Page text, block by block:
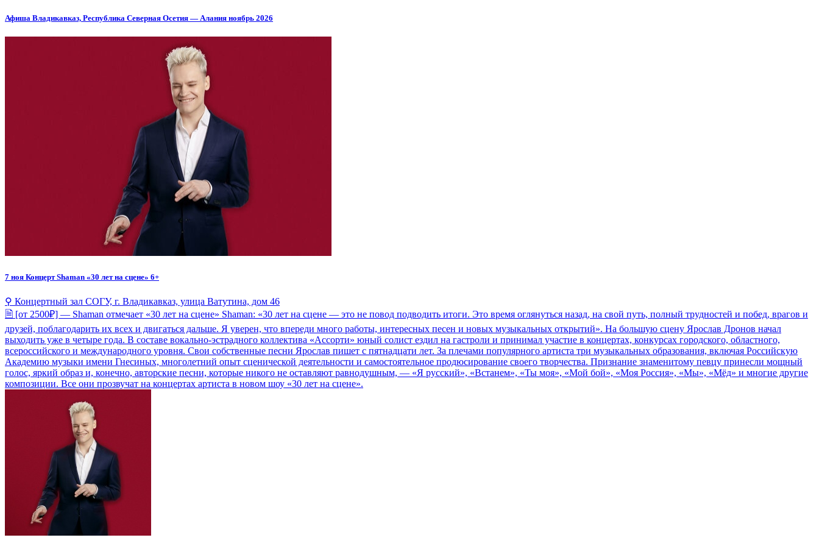
Афиша Владикавказ, Республика Северная Осетия — Алания ноябрь 2026
7 ноя Концерт Shaman «30 лет на сцене» 6+
⚲ Концертный зал СОГУ, г. Владикавказ, улица Ватутина, дом 46
🗎 [от 2500₽] — Shaman отмечает «30 лет на сцене» Shaman: «30 лет на сцене — это не повод подводить итоги. Это время оглянуться назад, на свой путь, полный трудностей и побед, врагов и
друзей, поблагодарить их всех и двигаться дальше. Я уверен, что впереди много работы, интересных песен и новых музыкальных открытий». На большую сцену Ярослав Дронов начал
выходить уже в четыре года. В составе вокально-эстрадного коллектива «Ассорти» юный солист ездил на гастроли и принимал участие в концертах, конкурсах городского, областного,
всероссийского и международного уровня. Свои собственные песни Ярослав пишет с пятнадцати лет. За плечами популярного артиста три музыкальных образования, включая Российскую
Академию музыки имени Гнесиных, многолетний опыт сценической деятельности и самостоятельное продюсирование своего творчества. Признание знаменитому певцу принесли мощный
голос, яркий образ и, конечно, авторские песни, которые никого не оставляют равнодушным, — «Я русский», «Встанем», «Ты моя», «Мой бой», «Моя Россия», «Мы», «Мёд» и многие другие
композиции. Все они прозвучат на концертах артиста в новом шоу «30 лет на сцене».